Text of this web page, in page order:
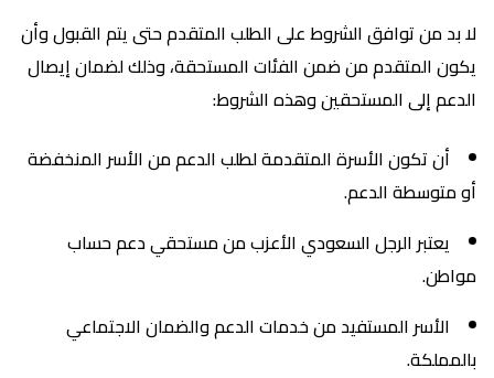
لا بد من توافق الشروط على الطلب المتقدم حتى يتم القبول وأن
يكون المتقدم من ضمن الفئات المستحقة، وذلك لضمان إيصال
الدعم إلى المستحقين وهذه الشروط:
أن تكون الأسرة المتقدمة لطلب الدعم من الأسر المنخفضة
أو متوسطة الدعم.
يعتبر الرجل السعودي الأعزب من مستحقي دعم حساب
مواطن.
الأسر المستفيد من خدمات الدعم والضمان الاجتماعي
بالمملكة.